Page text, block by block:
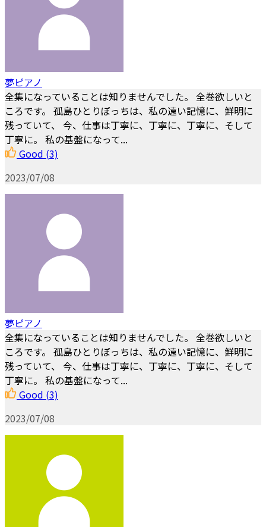
夢ピアノ
全集になっていることは知りませんでした。 全巻欲しいと
ころです。 孤島ひとりぼっちは、私の遠い記憶に、鮮明に
残っていて、 今、仕事は丁寧に、丁寧に、丁寧に、そして
丁寧に。 私の基盤になって...
Good (3)
2023/07/08
夢ピアノ
全集になっていることは知りませんでした。 全巻欲しいと
ころです。 孤島ひとりぼっちは、私の遠い記憶に、鮮明に
残っていて、 今、仕事は丁寧に、丁寧に、丁寧に、そして
丁寧に。 私の基盤になって...
Good (3)
2023/07/08